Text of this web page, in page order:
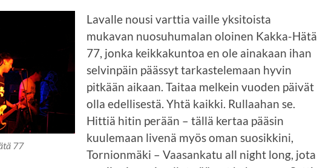
77
Lavalle nousi varttia vaille yksitoista
mukavan nuosuhumalan oloinen Kakka-Hätä
77, jonka keikkakuntoa en ole ainakaan ihan
selvinpäin päässyt tarkastelemaan hyvin
pitkään aikaan. Taitaa melkein vuoden päivät
olla edellisestä. Yhtä kaikki. Rullaahan se.
Hittiä hitin perään – tällä kertaa pääsin
kuulemaan livenä myös oman suosikkini,
Tornionmäki – Vaasankatu all night long, jota